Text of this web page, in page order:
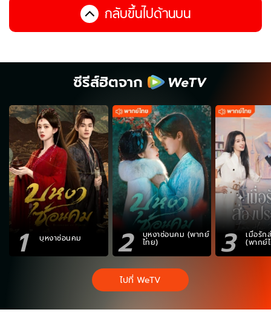
กลับขึ้นไปด้านบน
ซีรีส์ฮิตจาก
1 บุหงาซ่อนคม 2 บุหงาซ่อนคม (พากย์
ไทย) 3 เมื่อรัก
(พากย์
ไปที่ WeTV